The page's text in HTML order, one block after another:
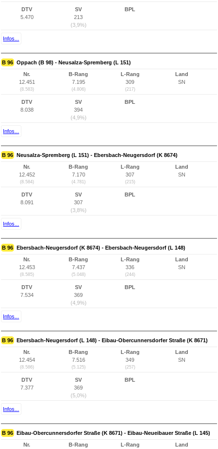
DTV
5.470
SV
213
(3,9%)
BPL
Infos...
B 96 Oppach (B 98) - Neusalza-Spremberg (L 151)
Nr.
12.451
(8.583)
B-Rang
7.195
(4.806)
L-Rang
309
(217)
Land
SN
DTV
8.038
SV
394
(4,9%)
BPL
Infos...
B 96 Neusalza-Spremberg (L 151) - Ebersbach-Neugersdorf (K 8674)
Nr.
12.452
(8.584)
B-Rang
7.170
(4.781)
L-Rang
307
(215)
Land
SN
DTV
8.091
SV
307
(3,8%)
BPL
Infos...
B 96 Ebersbach-Neugersdorf (K 8674) - Ebersbach-Neugersdorf (L 148)
Nr.
12.453
(8.585)
B-Rang
7.437
(5.048)
L-Rang
336
(244)
Land
SN
DTV
7.534
SV
369
(4,9%)
BPL
Infos...
B 96 Ebersbach-Neugersdorf (L 148) - Eibau-Obercunnersdorfer Straße (K 8671)
Nr.
12.454
(8.586)
B-Rang
7.516
(5.125)
L-Rang
349
(257)
Land
SN
DTV
7.377
SV
369
(5,0%)
BPL
Infos...
B 96 Eibau-Obercunnersdorfer Straße (K 8671) - Eibau-Neueibauer Straße (L 145)
Nr.
B-Rang
L-Rang
Land